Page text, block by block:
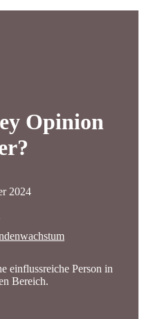
Opinion
2024
einflussreiche Person in
Bereich.